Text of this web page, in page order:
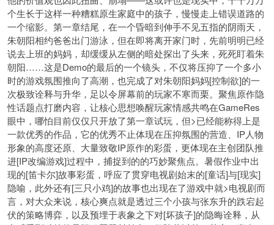
个生长于这样一种糟糕原生家庭中的孩子，慢慢走上错误道路的
一个缩影。第一章结尾，在一个昏暗到伸手不见五指的阴雨天，
朱朝阳相约爸爸出门游泳，但在即将离开家门时，先前明明已经
说去上班的妈妈，却缓缓从左侧的暗处探出了头来，死死盯着朱
朝阳……这是Demo的最后的一个镜头，不仅将压抑了一个多小
时的游戏氛围推向了高潮，也完成了对朱朝阳妈妈[控制欲]的一
次极致诠释与升华，足以令屏幕前的玩家不寒而栗。聚焦原作隐
性话题点打磨内容，让核心思想唤醒玩家情感共鸣在GameRes
眼中，哪怕目前仅仅只开放了第一章试玩，但>已经能称得上是
一款优秀的作品，它的优秀不止体现在压抑氛围的营造、IP人物
形象的高度还原、大量致敬IP原作的彩蛋，更体现在主创团队推
进[IP改编游戏]过程中，捕捉到的的巧妙聚焦点。暑假作业中出
现的[笛卡尔]故事彩蛋，呼应了贯穿电视剧始末的[童话]与[现实]
隐喻，此外还有[三只小鸡]的故事也出现在了游戏中就>电视剧而
言，对大众来说，核心爽点就是透过三个小孩与张东升的跌宕起
伏的策略博弈，以及预埋于表象之下对[坏孩子]的隐晦诠释，从